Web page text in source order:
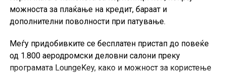
можноста за плаќање на кредит, бараат и
дополнителни поволности при патување.
Меѓу придобивките се бесплатен пристап до повеќе
од 1.800 аеродромски деловни салони преку
програмата LoungeKey, како и можност за користење